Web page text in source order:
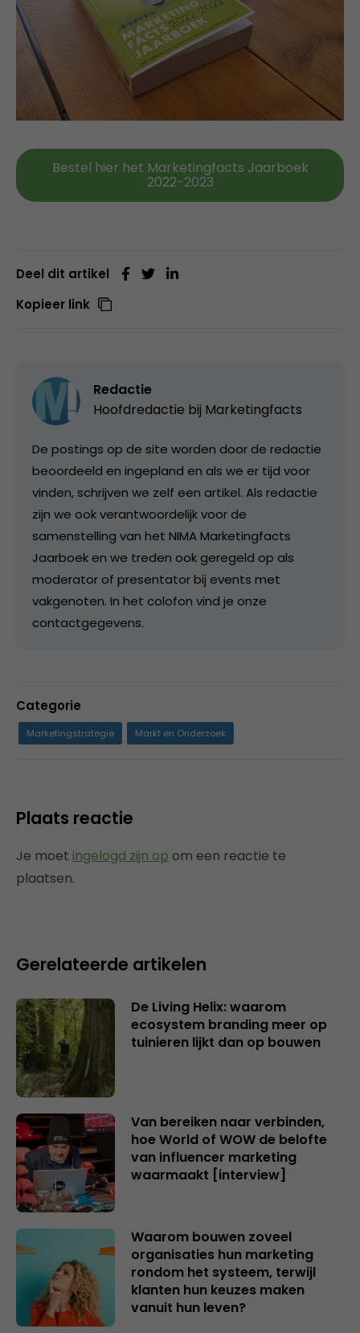
Bestel hier het Marketingfacts Jaarboek
2022-2023
Deel dit artikel
Kopieer link
Redactie
Hoofdredactie bij Marketingfacts
De postings op de site worden door de redactie
beoordeeld en ingepland en als we er tijd voor
vinden, schrijven we zelf een artikel. Als redactie
zijn we ook verantwoordelijk voor de
samenstelling van het NIMA Marketingfacts
Jaarboek en we treden ook geregeld op als
moderator of presentator bij events met
vakgenoten. In het colofon vind je onze
contactgegevens.
Categorie
Marketingstrategie Markt en Onderzoek
Plaats reactie
Je moet ingelogd zijn op om een reactie te
plaatsen.
Gerelateerde artikelen
De Living Helix: waarom
ecosystem branding meer op
tuinieren lijkt dan op bouwen
Van bereiken naar verbinden,
hoe World of WOW de belofte
van influencer marketing
waarmaakt [interview]
Waarom bouwen zoveel
organisaties hun marketing
rondom het systeem, terwijl
klanten hun keuzes maken
vanuit hun leven?